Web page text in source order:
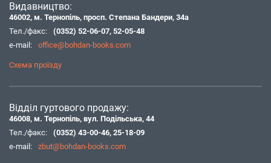
Видавництво:
46002, м. Тернопіль, просп. Степана Бандери, 34а
Тел./факс:
(0352) 52-06-07, 52-05-48
e-mail:
office@bohdan-books.com
Схема проїзду
Відділ гуртового продажу:
46008, м. Тернопіль, вул. Подільська, 44
Тел./факс:
(0352) 43-00-46, 25-18-09
e-mail:
zbut@bohdan-books.com